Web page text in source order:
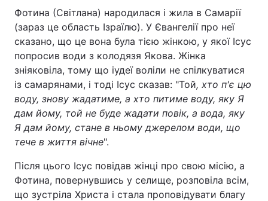
Фотина (Світлана) народилася і жила в Самарії
(зараз це область Ізраїлю). У Євангелії про неї
сказано, що це вона була тією жінкою, у якої Ісус
попросив води з колодязя Якова. Жінка
зніяковіла, тому що іудеї воліли не спілкуватися
із самарянами, і тоді Ісус сказав: "Той, хто п'є цю
воду, знову жадатиме, а хто питиме воду, яку Я
дам йому, той не буде жадати повік, а вода, яку
Я дам йому, стане в ньому джерелом води, що
тече в життя вічне".
Після цього Ісус повідав жінці про свою місію, а
Фотина, повернувшись у селище, розповіла всім,
що зустріла Христа і стала проповідувати благу